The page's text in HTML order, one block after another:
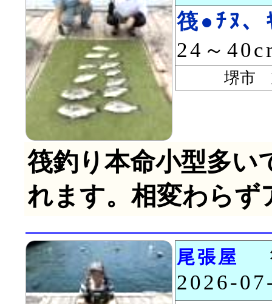
筏●ﾁﾇ、
24～
堺市 重
筏釣り本命小型多い
れます。相変わら
尾張屋
2026-